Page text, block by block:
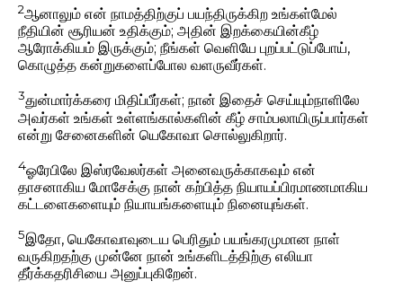
2ஆனாலும் என் நாமத்திற்குப் பயந்திருக்கிற உங்கள்மேல்
நீதியின் சூரியன் உதிக்கும்; அதின் இறக்கையின்கீழ்
ஆரோக்கியம் இருக்கும்; நீங்கள் வெளியே புறப்பட்டுப்போய்,
கொழுத்த கன்றுகளைப்போல வளருவீர்கள்.
3துன்மார்க்கரை மிதிப்பீர்கள்; நான் இதைச் செய்யும்நாளிலே
அவர்கள் உங்கள் உள்ளங்கால்களின் கீழ் சாம்பலாயிருப்பார்கள்
என்று சேனைகளின் யெகோவா சொல்லுகிறார்.
4ஓரேபிலே இஸ்ரவேலர்கள் அனைவருக்காகவும் என்
தாசனாகிய மோசேக்கு நான் கற்பித்த நியாயப்பிரமாணமாகிய
கட்டளைகளையும் நியாயங்களையும் நினையுங்கள்.
5இதோ, யெகோவாவுடைய பெரிதும் பயங்கரமுமான நாள்
வருகிறதற்கு முன்னே நான் உங்களிடத்திற்கு எலியா
தீர்க்கதரிசியை அனுப்புகிறேன்.